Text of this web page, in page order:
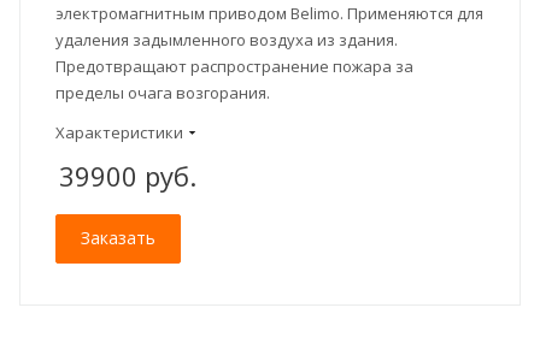
электромагнитным приводом Belimo. Применяются для
удаления задымленного воздуха из здания.
Предотвращают распространение пожара за
пределы очага возгорания.
Характеристики
39900 руб.
Заказать